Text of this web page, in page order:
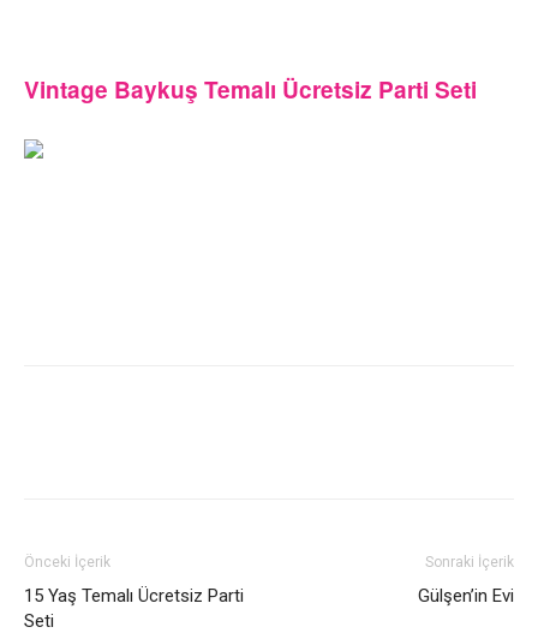
Vintage Baykuş Temalı Ücretsiz Parti Seti
Önceki İçerik
15 Yaş Temalı Ücretsiz Parti
Seti
Sonraki İçerik
Gülşen’in Evi